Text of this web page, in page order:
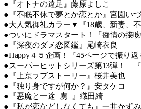
●『オトナの遠足』藤原よしこ
●『不眠不休で夢とか恋とか』宮園い
●大人気御礼カラー▼『18歳、新妻、
●ついにドラマスタート！『痴情の接
●『深夜のダメ恋図鑑』尾崎衣良
●Happy４５企画！『45ページで振り
●スーパーヒットシリーズ第13弾！
●『上京ラブストーリー』桜井美也
●『独り身ですが何か？』安タケコ
●『悪魔と一途−虜−』織田綺
●『私が恋などしなくても』一井かず